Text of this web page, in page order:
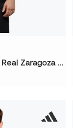
Koszulka Polo Trenerzy Real Zaragoza Walk 2024-2025